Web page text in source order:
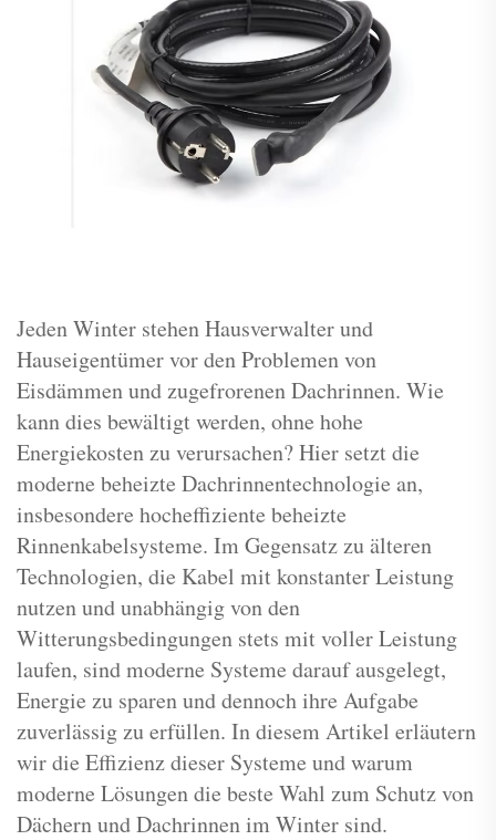
Jeden Winter stehen Hausverwalter und
Hauseigentümer vor den Problemen von
Eisdämmen und zugefrorenen Dachrinnen. Wie
kann dies bewältigt werden, ohne hohe
Energiekosten zu verursachen? Hier setzt die
moderne beheizte Dachrinnentechnologie an,
insbesondere hocheffiziente beheizte
Rinnenkabelsysteme. Im Gegensatz zu älteren
Technologien, die Kabel mit konstanter Leistung
nutzen und unabhängig von den
Witterungsbedingungen stets mit voller Leistung
laufen, sind moderne Systeme darauf ausgelegt,
Energie zu sparen und dennoch ihre Aufgabe
zuverlässig zu erfüllen. In diesem Artikel erläutern
wir die Effizienz dieser Systeme und warum
moderne Lösungen die beste Wahl zum Schutz von
Dächern und Dachrinnen im Winter sind.